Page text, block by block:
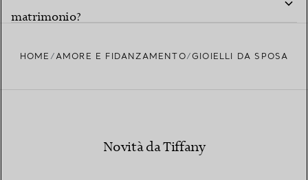
matrimonio?
HOME AMORE E FIDANZAMENTO GIOIELLI DA SPOSA
Novità da Tiffany